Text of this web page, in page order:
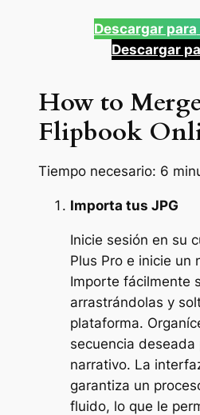
Descargar para
Descargar
How to
Flipbook
Tiempo necesario: 6
Importa tus JPG
Inicie sesión en su
Plus Pro e inicie un
Importe fácilmente
arrastrándolas y
plataforma.
secuencia
narrativo. La
garantiza un
fluido, lo que le